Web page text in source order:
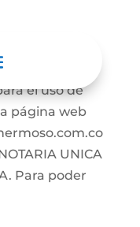
establecen
el uso de
página web
UNICA
Para poder